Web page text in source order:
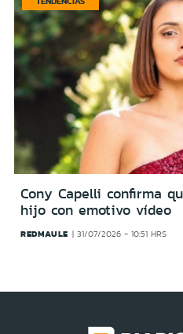
Cony Capelli confirma
hijo con emotivo vídeo
REDMAULE 31/07/2026 - 10:51 HRS